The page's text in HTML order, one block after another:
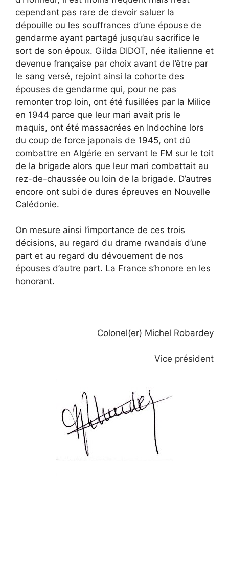
cependant pas rare de devoir saluer la
dépouille ou les souffrances d’une épouse de
gendarme ayant partagé jusqu’au sacrifice le
sort de son époux. Gilda DIDOT, née italienne et
devenue française par choix avant de l’être par
le sang versé, rejoint ainsi la cohorte des
épouses de gendarme qui, pour ne pas
remonter trop loin, ont été fusillées par la Milice
en 1944 parce que leur mari avait pris le
maquis, ont été massacrées en Indochine lors
du coup de force japonais de 1945, ont dû
combattre en Algérie en servant le FM sur le toit
de la brigade alors que leur mari combattait au
rez-de-chaussée ou loin de la brigade. D’autres
encore ont subi de dures épreuves en Nouvelle
Calédonie.
On mesure ainsi l’importance de ces trois
décisions, au regard du drame rwandais d’une
part et au regard du dévouement de nos
épouses d’autre part. La France s’honore en les
honorant.
Colonel(er) Michel Robardey
Vice président